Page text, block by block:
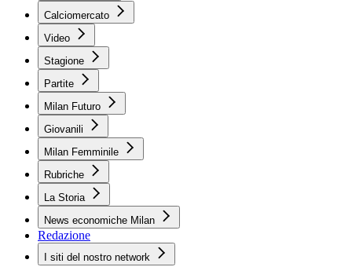
Calciomercato
Video
Stagione
Partite
Milan Futuro
Giovanili
Milan Femminile
Rubriche
La Storia
News economiche Milan
Redazione
I siti del nostro network